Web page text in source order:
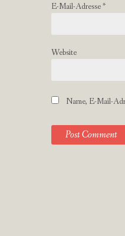
E-Mail-Adresse*
Website
Name, E-Mail-